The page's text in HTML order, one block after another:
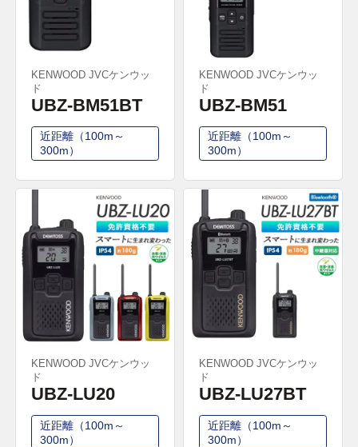
KENWOOD JVCケンウッ
ド
UBZ-BM51BT
近距離（100m～
300m）
KENWOOD JVCケンウッ
ド
UBZ-BM51
近距離（100m～
300m）
KENWOOD JVCケンウッ
ド
UBZ-LU20
近距離（100m～
300m）
KENWOOD JVCケンウッ
ド
UBZ-LU27BT
近距離（100m～
300m）